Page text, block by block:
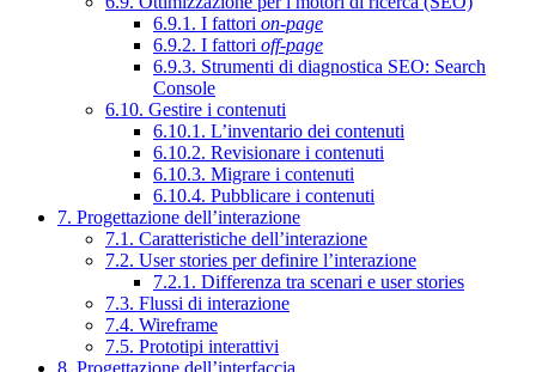
6.9.1. I fattori on-page
6.9.2. I fattori off-page
6.9.3. Strumenti di diagnostica SEO: Search
Console
6.10. Gestire i contenuti
6.10.1. L’inventario dei contenuti
6.10.2. Revisionare i contenuti
6.10.3. Migrare i contenuti
6.10.4. Pubblicare i contenuti
7. Progettazione dell’interazione
7.1. Caratteristiche dell’interazione
7.2. User stories per definire l’interazione
7.2.1. Differenza tra scenari e user stories
7.3. Flussi di interazione
7.4. Wireframe
7.5. Prototipi interattivi
8. Progettazione dell’interfaccia